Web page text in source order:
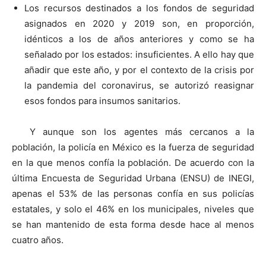
Los recursos destinados a los fondos de seguridad
asignados en 2020 y 2019 son, en proporción,
idénticos a los de años anteriores y como se ha
señalado por los estados: insuficientes. A ello hay que
añadir que este año, y por el contexto de la crisis por
la pandemia del coronavirus, se autorizó reasignar
esos fondos para insumos sanitarios.
Y aunque son los agentes más cercanos a la
población, la policía en México es la fuerza de seguridad
en la que menos confía la población. De acuerdo con la
última Encuesta de Seguridad Urbana (ENSU) de INEGI,
apenas el 53% de las personas confía en sus policías
estatales, y solo el 46% en los municipales, niveles que
se han mantenido de esta forma desde hace al menos
cuatro años.